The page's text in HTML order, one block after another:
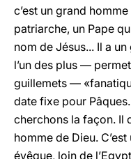
c’est un grand
patriarche, un Pape
nom de Jésus... Il a
l’un des plus —
guillemets —
date fixe pour
cherchons la façon. Il
homme de Dieu.
évêque, loin de